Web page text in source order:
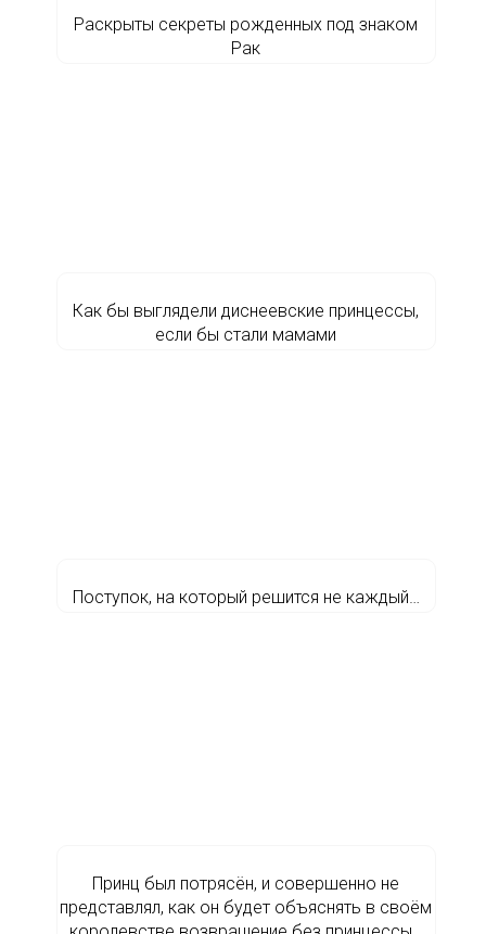
Раскрыты секреты рожденных под знаком
Рак
Как бы выглядели диснеевские принцессы,
если бы стали мамами
Поступок, на который решится не каждый…
Принц был потрясён, и совершенно не
представлял, как он будет объяснять в своём